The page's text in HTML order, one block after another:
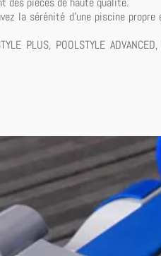
la sérénité d'une piscine
PLUS, POOLSTYLE